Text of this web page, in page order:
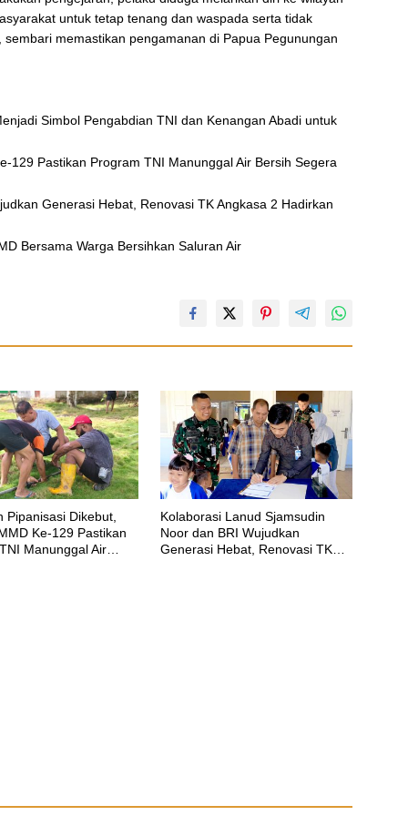
untuk tetap tenang dan waspada serta tidak
memastikan pengamanan di Papua Pegunungan
Simbol Pengabdian TNI dan Kenangan Abadi untuk
129 Pastikan Program TNI Manunggal Air Bersih Segera
Generasi Hebat, Renovasi TK Angkasa 2 Hadirkan
Bersama Warga Bersihkan Saluran Air
Pipanisasi Dikebut,
Ke-129 Pastikan
Manunggal Air
Kolaborasi Lanud Sjamsudin
Noor dan BRI Wujudkan
Generasi Hebat, Renovasi TK